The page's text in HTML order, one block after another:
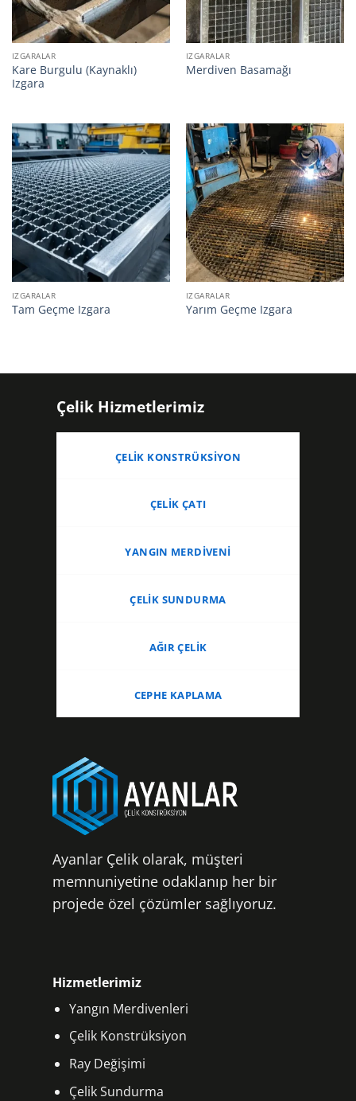
IZGARALAR
Kare Burgulu (Kaynaklı)
Izgara
IZGARALAR
Merdiven Basamağı
IZGARALAR
Tam Geçme Izgara
IZGARALAR
Yarım Geçme Izgara
Çelik Hizmetlerimiz
ÇELIK KONSTRÜKSIYON
ÇELIK ÇATI
YANGIN MERDIVENI
ÇELIK SUNDURMA
AĞIR ÇELIK
CEPHE KAPLAMA
Ayanlar Çelik olarak, müşteri
memnuniyetine odaklanıp her bir
projede özel çözümler sağlıyoruz.
Hizmetlerimiz
Yangın Merdivenleri
Çelik Konstrüksiyon
Ray Değişimi
Çelik Sundurma